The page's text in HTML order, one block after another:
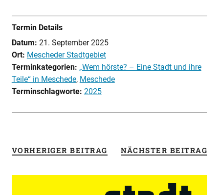
Termin Details
Datum: 21. September 2025
Ort: Mescheder Stadtgebiet
Terminkategorien: „Wem hörste? – Eine Stadt und ihre
Teile“ in Meschede, Meschede
Terminschlagworte: 2025
VORHERIGER BEITRAG NÄCHSTER BEITRAG